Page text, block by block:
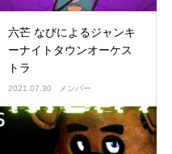
六芒 なびによるジャンキ
ーナイトタウンオーケス
トラ
2021.07.30 メンバー